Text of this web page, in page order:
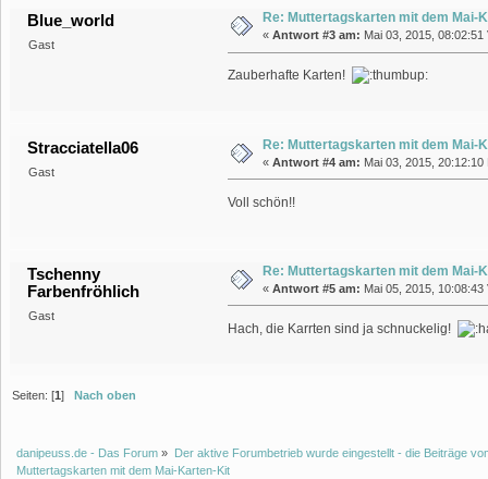
Blue_world
Gast
Re: Muttertagskarten mit dem Mai-
« Antwort #3 am: Mai 03, 2015, 08:02:51
Zauberhafte Karten!
Stracciatella06
Gast
Re: Muttertagskarten mit dem Mai-
« Antwort #4 am: Mai 03, 2015, 20:12:10
Voll schön!!
Tschenny
Farbenfröhlich
Gast
Re: Muttertagskarten mit dem Mai-
« Antwort #5 am: Mai 05, 2015, 10:08:43
Hach, die Karrten sind ja schnuckelig!
Seiten: [1]Nach oben
danipeuss.de - Das Forum »
Der aktive Forumbetrieb wurde eingestellt - die Beiträge
Muttertagskarten mit dem Mai-Karten-Kit